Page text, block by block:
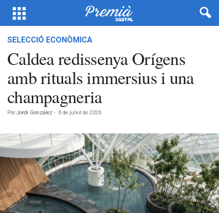
SELECCIÓ ECONÒMICA
Caldea redissenya Orígens
amb rituals immersius i una
champagneria
Por Jordi González - 6 de juliol de 2026